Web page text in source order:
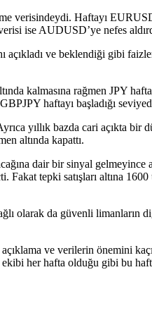
Haftayı
ise AUDUSD’ye nefes
ve beklendiği gibi
kalmasına rağmen JPY
haftayı başladığı
yıllık bazda cari açıkta
altında kapattı.
dair bir sinyal gelmeyince
tepki satışları altına
olarak da güvenli limanların
ve verilerin önemini
her hafta olduğu gibi bu